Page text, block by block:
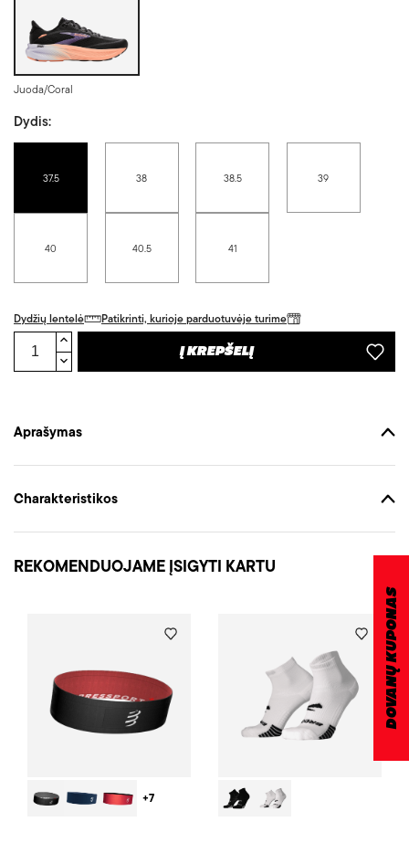
Juoda/Coral
Dydis:
37.5 38 38.5 39
40 40.5 41
Dydžių lentelė Patikrinti, kurioje parduotuvėje turime
Į KREPŠELĮ
Aprašymas
Charakteristikos
REKOMENDUOJAME ĮSIGYTI KARTU
+7
DOVANŲ KUPONAS